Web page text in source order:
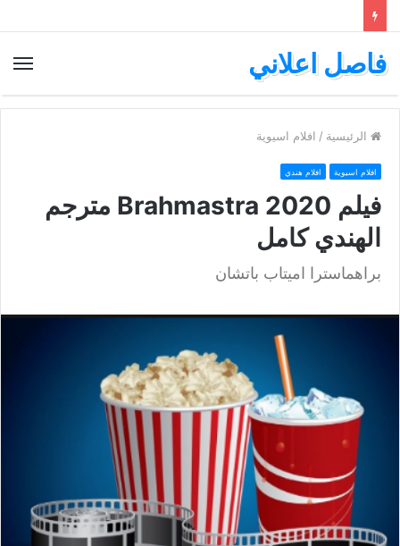
فاصل اعلاني
الرئيسية / افلام اسيوية
افلام اسيوية افلام هندي
فيلم Brahmastra 2020 مترجم
الهندي كامل
براهماسترا اميتاب باتشان